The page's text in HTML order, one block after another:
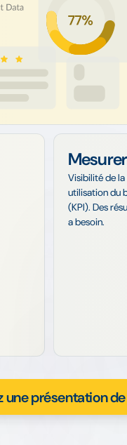
Visibilité de
utilisation du
(KPI). Des
a besoin.
une présentation